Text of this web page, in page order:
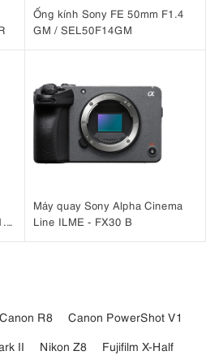
và hình ảnh
ghi âm với khả năng ghi âm chất
nghiệp, lý tưởng cho các cuộc
Ngoài ra, máy ảnh sẵn sàng đồng
Ống kính Sony FE 50mm F1.4
GM / SEL50F14GM
Máy quay Sony Alpha Cinema
Line ILME - FX30 B
Canon R8
Canon PowerShot V1
II Nikon Z8
Fujifilm X-Half